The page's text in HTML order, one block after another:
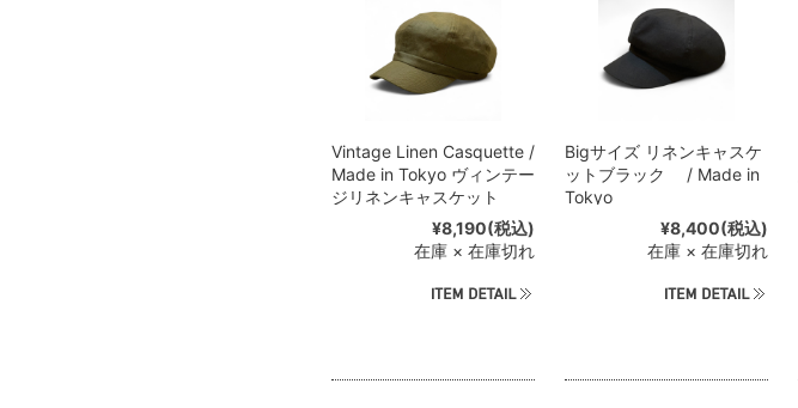
Vintage Linen Casquette /
Made in Tokyo ヴィンテー
ジリネンキャスケット
¥8,190(税込)
在庫 × 在庫切れ
Bigサイズ リネンキャスケ
ットブラック / Made in
Tokyo
¥8,400(税込)
在庫 × 在庫切れ